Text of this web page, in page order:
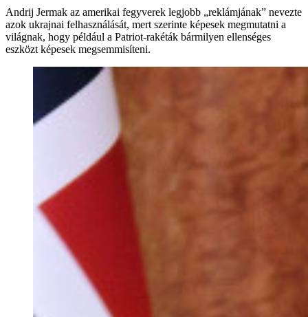
Andrij Jermak az amerikai fegyverek legjobb „reklámjának” nevezte
azok ukrajnai felhasználását, mert szerinte képesek megmutatni a
világnak, hogy például a Patriot-rakéták bármilyen ellenséges
eszközt képesek megsemmisíteni.